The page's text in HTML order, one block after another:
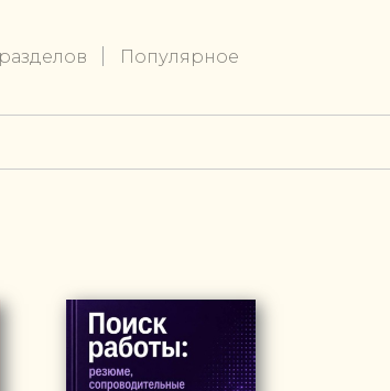
Популярное